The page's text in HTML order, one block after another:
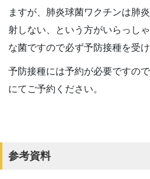
ますが、肺炎球菌ワクチンは肺
射しない、という方がいらっし
な菌ですので必ず予防接種を受
予防接種には予約が必要ですの
にてご予約ください。
参考資料